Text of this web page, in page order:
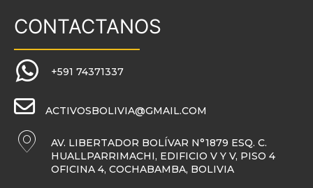
CONTACTANOS
+591 74371337
ACTIVOSBOLIVIA@GMAIL.COM
AV. LIBERTADOR BOLÍVAR N°1879 ESQ. C.
HUALLPARRIMACHI, EDIFICIO V Y V, PISO 4
OFICINA 4, COCHABAMBA, BOLIVIA